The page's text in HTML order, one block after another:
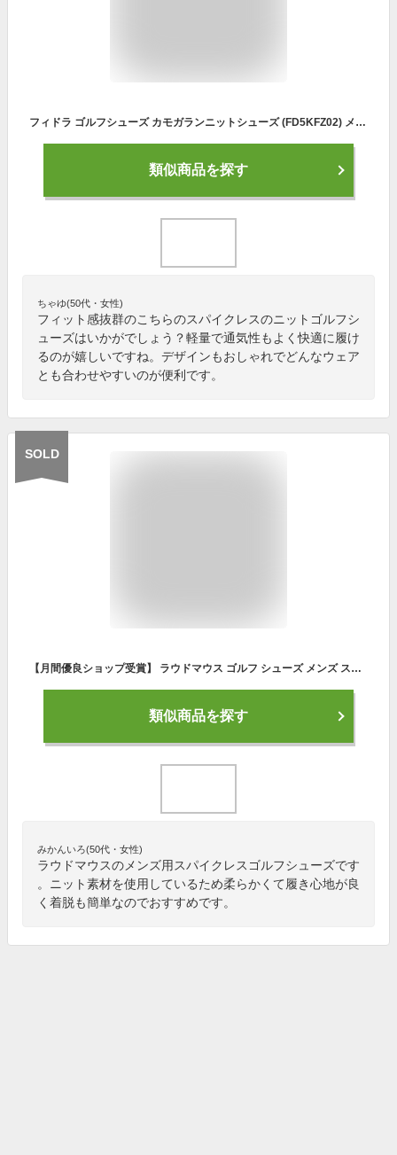
フィドラ ゴルフシューズ カモガランニットシューズ (FD5KFZ02) メンズ ゴルフ シューレース式スパイクレスシューズ 2E : グレー FIDRA
類似商品を探す
ちゃゆ(50代・女性)
フィット感抜群のこちらのスパイクレスのニットゴルフシ
ューズはいかがでしょう？軽量で通気性もよく快適に履け
るのが嬉しいですね。デザインもおしゃれでどんなウェア
とも合わせやすいのが便利です。
SOLD
【月間優良ショップ受賞】 ラウドマウス ゴルフ シューズ メンズ スパイクレス ゴルフシューズ スニーカー 靴 紐靴 ニット ミッドカット ドロップクロス 総柄 LM-GS0003 Loudmouth
類似商品を探す
みかんいろ(50代・女性)
ラウドマウスのメンズ用スパイクレスゴルフシューズです
。ニット素材を使用しているため柔らかくて履き心地が良
く着脱も簡単なのでおすすめです。